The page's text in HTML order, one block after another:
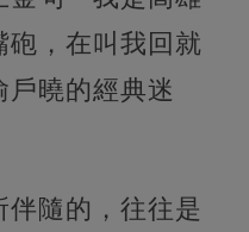
砲，在叫我回就
曉的經典迷
隨的，往往是